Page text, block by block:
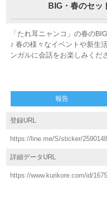
BIG・春のセッ
「たれ耳ニャンコ」の春の
♪ 春の様々なイベントや新生
ンガルに会話をお楽しみくだ
報告
登録URL
https://line.me/S/sticker/
詳細データURL
https://www.kurikore.com/id/